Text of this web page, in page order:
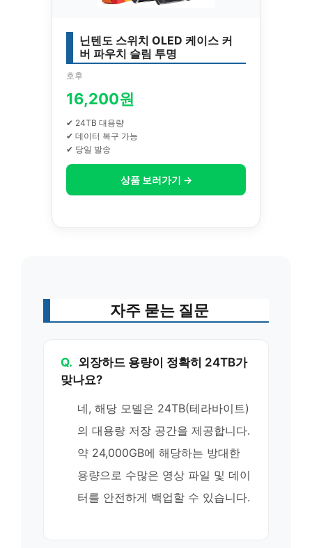
닌텐도 스위치 OLED 케이스 커
버 파우치 슬림 투명
호후
16,200원
✔ 24TB 대용량
✔ 데이터 복구 가능
✔ 당일 발송
상품 보러가기 →
자주 묻는 질문
Q. 외장하드 용량이 정확히 24TB가
맞나요?
네, 해당 모델은 24TB(테라바이트)
의 대용량 저장 공간을 제공합니다.
약 24,000GB에 해당하는 방대한
용량으로 수많은 영상 파일 및 데이
터를 안전하게 백업할 수 있습니다.